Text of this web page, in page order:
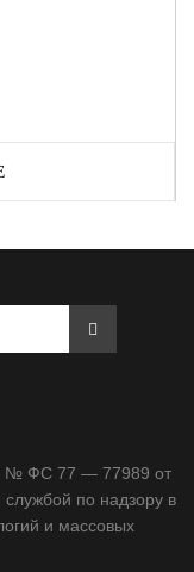
№ ФС 77 — 77989 от
по надзору в
и массовых